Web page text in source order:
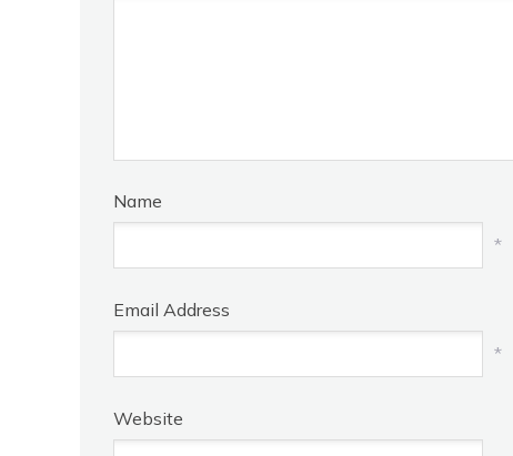
Name
*
Email Address
*
Website